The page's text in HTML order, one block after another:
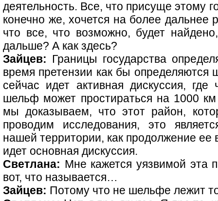
деятельность. Все, что присуще этому
конечно же, хочется на более дальнее
что все, что возможно, будет
дальше? А как здесь?
Зайцев: Границы государства
время претензии как бы определяются
сейчас идет активная дискуссия,
шельф может простираться на 1000
мы доказываем, что этот район,
проводим исследования, это
нашей территории, как продолжение ее
идет основная дискуссия.
Светлана: Мне кажется уязвимой эта
вот, что называется…
Зайцев: Потому что не шельфе лежит